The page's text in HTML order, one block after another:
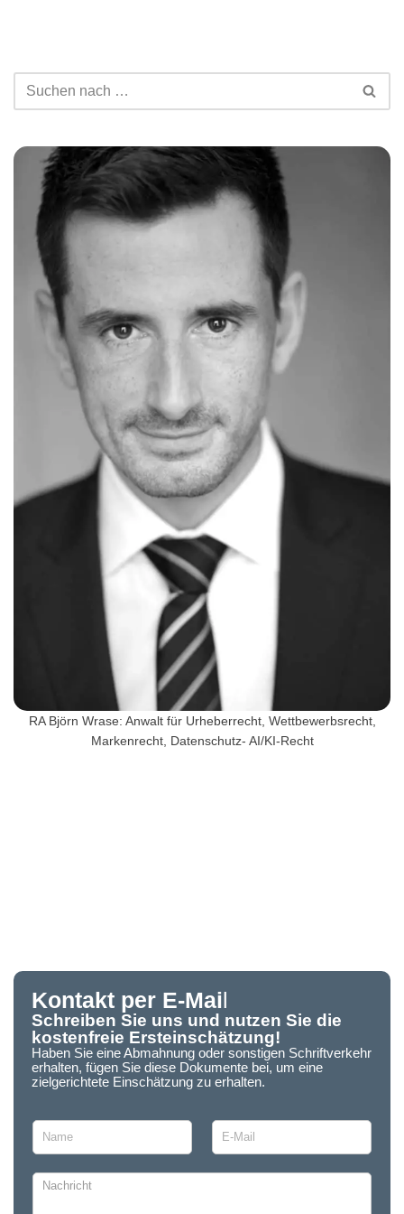
RA Björn Wrase: Anwalt für Urheberrecht, Wettbewerbsrecht,
Markenrecht, Datenschutz- AI/KI-Recht
Kontakt per E-Mail
Schreiben Sie uns und nutzen Sie die
kostenfreie Ersteinschätzung!
Haben Sie eine Abmahnung oder sonstigen Schriftverkehr
erhalten, fügen Sie diese Dokumente bei, um eine
zielgerichtete Einschätzung zu erhalten.